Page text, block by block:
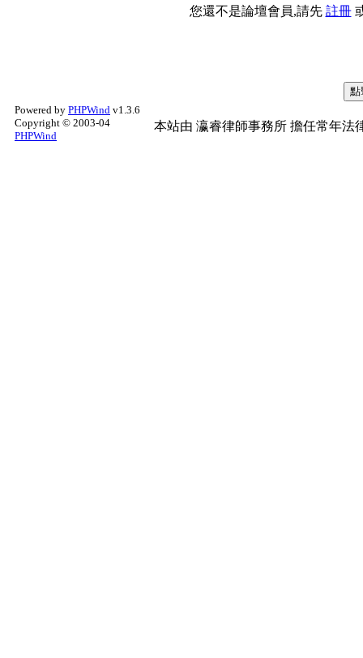
您還不是論壇會員,請先 註冊
Powered by PHPWind v1.3.6
Copyright © 2003-04
PHPWind
本站由 瀛睿律師事務所 擔任常年法